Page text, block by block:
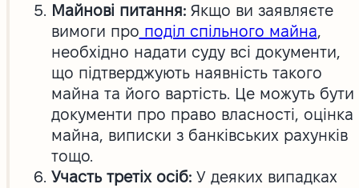
Майнові питання:Якщо ви заявляєте
вимоги про поділ спільного майна,
необхідно надати суду всі документи,
що підтверджують наявність такого
майна та його вартість. Це можуть бути
документи про право власності, оцінка
майна, виписки з банківських рахунків
тощо.
Участь третіх осіб:У деяких випадках